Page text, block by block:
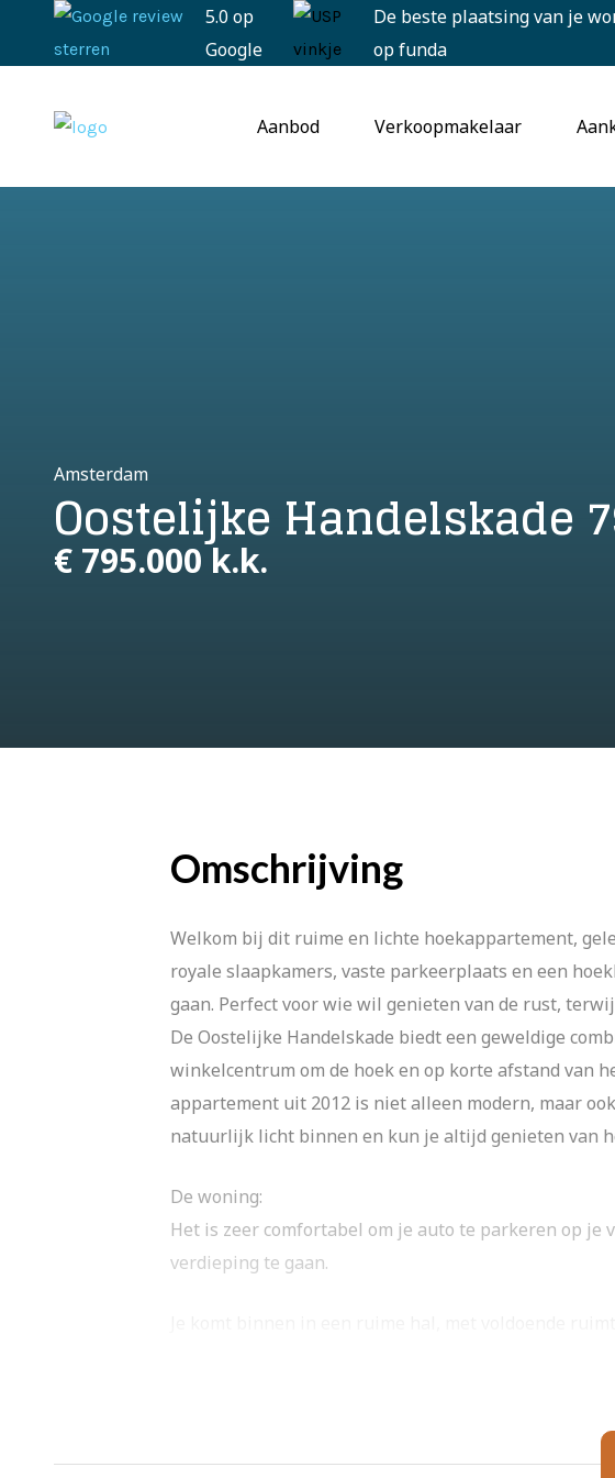
5.0 op
Google
De beste plaatsing van je
op funda
Aanbod Verkoopmakelaar
Amsterdam
Oostelijke Handelskade
€ 795.000 k.k.
Omschrijving
Welkom bij dit ruime en lichte hoekappartement,
royale slaapkamers, vaste parkeerplaats en een
gaan. Perfect voor wie wil genieten van de rust,
De Oostelijke Handelskade biedt een geweldige
winkelcentrum om de hoek en op korte afstand van
appartement uit 2012 is niet alleen modern, maar
natuurlijk licht binnen en kun je altijd genieten van
De woning:
Het is zeer comfortabel om je auto te parkeren op je
verdieping te gaan.